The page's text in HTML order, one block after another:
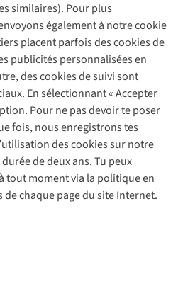
similaires). Pour plus
également à notre cookie
placent parfois des cookies de
publicités personnalisées en
des cookies de suivi sont
En sélectionnant « Accepter
Pour ne pas devoir te poser
fois, nous enregistrons tes
des cookies sur notre
de deux ans. Tu peux
tout moment via la politique en
de chaque page du site Internet.
nous